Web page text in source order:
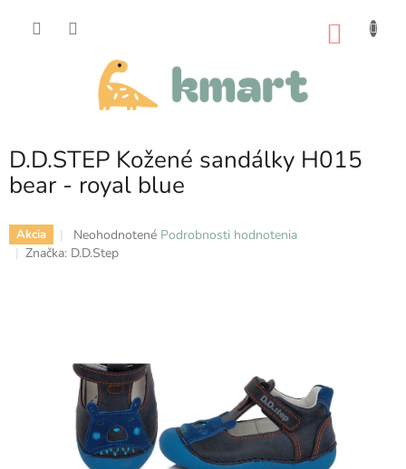
D.D.STEP Kožené sandálky H015
bear - royal blue
Akcia
Priemerné
hodnotenie
Neohodnotené Podrobnosti hodnotenia
Značka: D.D.Step